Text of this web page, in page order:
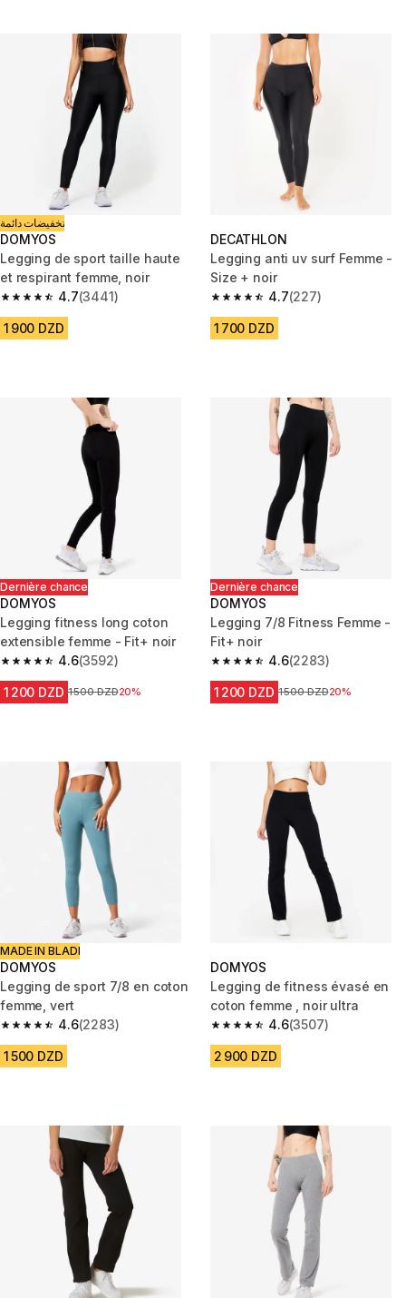
تخفيضات دائمة
DOMYOS
Legging de sport taille haute
et respirant femme, noir
4.7
4.7 out of 5 stars from 3441 reviews
(3441)
1 900 DZD
DECATHLON
Legging anti uv surf Femme -
Size + noir
4.7
4.7 out of 5 stars from 227
(227)
1 700 DZD
Dernière chance
DOMYOS
Legging fitness long coton
extensible femme - Fit+ noir
4.6
4.6 out of 5 stars from 3592 reviews
(3592)
1 200 DZD Prix avant la réduction
1 500 DZD20%
Dernière chance
DOMYOS
Legging 7/8 Fitness Femme -
Fit+ noir
4.6
4.6 out of 5 stars from 2283
(2283)
1 200 DZD Prix avant la réduction
1 500 DZD20%
MADE IN BLADI
DOMYOS
Legging de sport 7/8 en coton
femme, vert
4.6
4.6 out of 5 stars from 2283 reviews
(2283)
1 500 DZD
DOMYOS
Legging de fitness évasé en
coton femme , noir ultra
4.6
4.6 out of 5 stars from 3507
(3507)
2 900 DZD